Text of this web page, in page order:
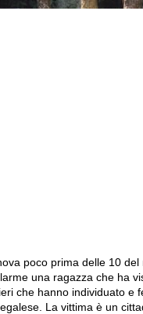
poco prima delle 10 del
una ragazza che ha
che hanno individuato e
La vittima è un